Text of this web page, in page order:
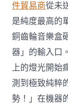
件貿易商從未
是純度最高的
銅齒輪音樂盒
器」的輸入口
上的燈光開始
測到極致純粹
勢！」在機器